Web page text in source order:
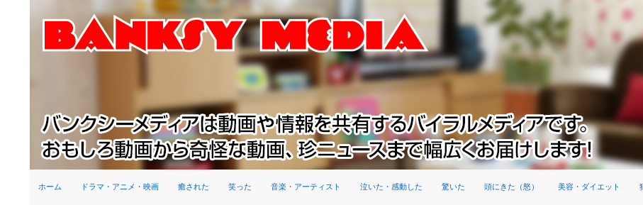
ホーム ドラマ・アニメ・映画 癒された 笑った 音楽・アーティスト 泣いた・感動した 驚いた 頭にきた（怒） 美容・ダイエット